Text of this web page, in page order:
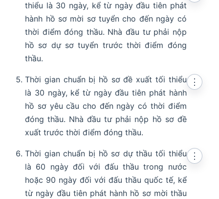
thiểu là 30 ngày, kể từ ngày đầu tiên phát
hành hồ sơ mời sơ tuyển cho đến ngày có
thời điểm đóng thầu. Nhà đầu tư phải nộp
hồ sơ dự sơ tuyển trước thời điểm đóng
thầu.
Thời gian chuẩn bị hồ sơ đề xuất tối thiểu
là 30 ngày, kể từ ngày đầu tiên phát hành
hồ sơ yêu cầu cho đến ngày có thời điểm
đóng thầu. Nhà đầu tư phải nộp hồ sơ đề
xuất trước thời điểm đóng thầu.
⋮
Thời gian chuẩn bị hồ sơ dự thầu tối thiểu
là 60 ngày đối với đấu thầu trong nước
hoặc 90 ngày đối với đấu thầu quốc tế, kể
từ ngày đầu tiên phát hành hồ sơ mời thầu
⋮